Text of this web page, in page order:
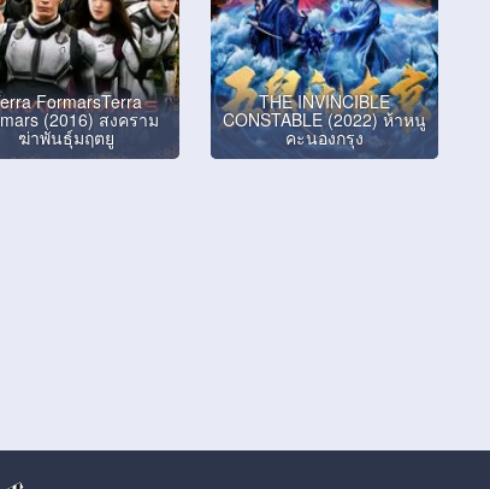
FormarsTerra
(2016) สงคราม
ฆ่าพันธุ์มฤตยู
THE INVINCIBLE
CONSTABLE (2022) ห้าหนู
คะนองกรุง